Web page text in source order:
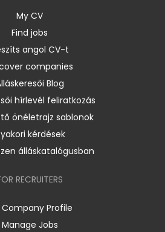
My CV
Find jobs
angol CV-t
companies
Blog
hírlevél feliratkozás
önéletrajz sablonok
kérdések
álláskatalógusban
RECRUITERS
Company Profile
Manage Jobs